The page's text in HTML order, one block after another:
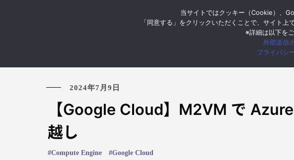
お知らせ イベント・セミナー Google Cloud
2024年7月9日
【Google Cloud】M2VM で Azure
越し
Compute Engine Google Cloud
当サイトではクッキー（Cookie）、
「同意する」をクリックいただくことで、サイト上
※詳細は以下を
外部送信
プライバシ